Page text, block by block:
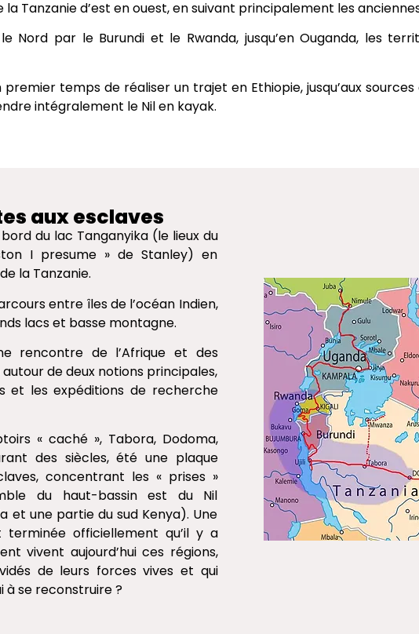
Tanzanie d’est en ouest, en suivant principalement les
Nord par le Burundi et le Rwanda, jusqu’en Ouganda, les
premier temps de réaliser un trajet en Ethiopie, jusqu’aux
intégralement le Nil en kayak.
aux esclaves
du lac Tanganyika (le lieux du
I presume » de Stanley) en
la Tanzanie.
entre îles de l’océan Indien,
lacs et basse montagne.
rencontre de l’Afrique et des
de deux notions principales,
et les expéditions de recherche
« caché », Tabora, Dodoma,
des siècles, été une plaque
concentrant les « prises »
du haut-bassin est du Nil
et une partie du sud Kenya). Une
officiellement qu’il y a
vivent aujourd’hui ces régions,
de leurs forces vives et qui
à se reconstruire ?